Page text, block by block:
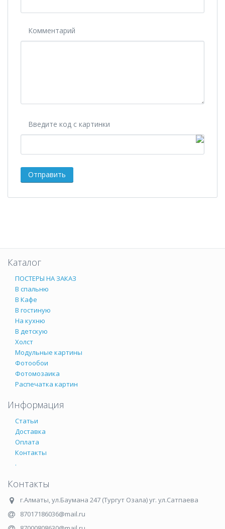
Комментарий
Введите код с картинки
Каталог
ПОСТЕРЫ НА ЗАКАЗ
В спальню
В Кафе
В гостиную
На кухню
В детскую
Холст
Модульные картины
Фотообои
Фотомозаика
Распечатка картин
Информация
Статьи
Доставка
Оплата
Контакты
.
Контакты
г.Алматы,ул.Баумана 247 (Тургут Озала) уг. ул.Сатпаева
87017186036@mail.ru